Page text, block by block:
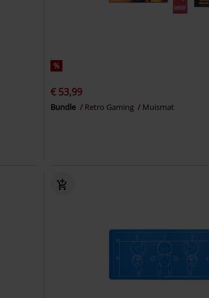
%
€ 53,99
Bundle Retro Gaming Muismat